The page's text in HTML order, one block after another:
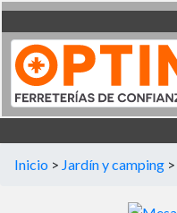
Inicio > Jardín y camping >